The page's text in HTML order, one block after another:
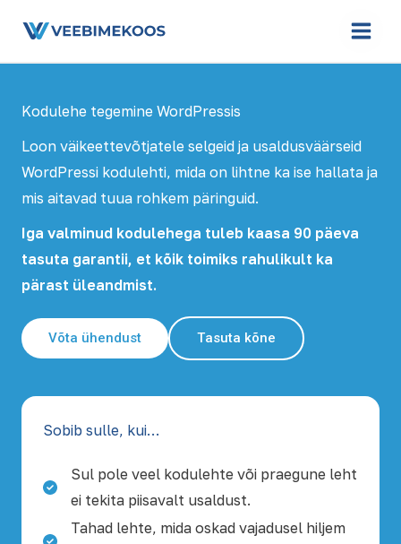
content
Kodulehe tegemine WordPressis
Loon väikeettevõtjatele selgeid ja usaldusväärseid
WordPressi kodulehti, mida on lihtne ka ise hallata ja
mis aitavad tuua rohkem päringuid.
Iga valminud kodulehega tuleb kaasa 90 päeva
tasuta garantii, et kõik toimiks rahulikult ka
pärast üleandmist.
Võta ühendust Tasuta kõne
Sobib sulle, kui…
Sul pole veel kodulehte või praegune leht
ei tekita piisavalt usaldust.
Tahad lehte, mida oskad vajadusel hiljem